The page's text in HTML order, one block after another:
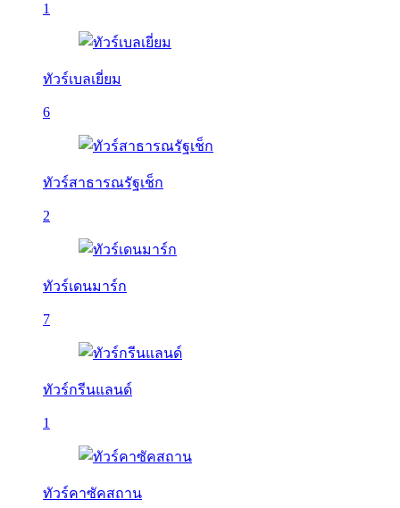
1
ทัวร์เบลเยี่ยม
6
ทัวร์สาธารณรัฐเช็ก
2
ทัวร์เดนมาร์ก
7
ทัวร์กรีนแลนด์
1
ทัวร์คาซัคสถาน